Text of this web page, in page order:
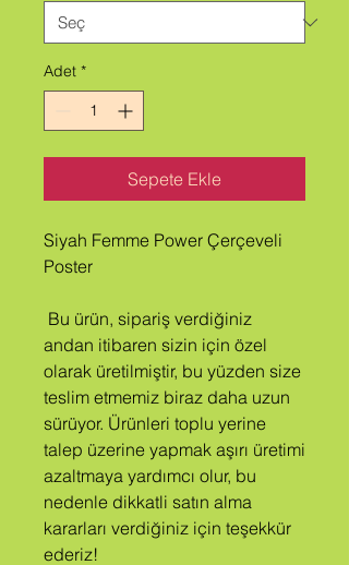
Adet *
Sepete Ekle
Siyah Femme Power Çerçeveli
Poster
andan itibaren sizin için özel
olarak üretilmiştir, bu yüzden size
teslim etmemiz biraz daha uzun
sürüyor. Ürünleri toplu yerine
talep üzerine yapmak aşırı üretimi
azaltmaya yardımcı olur, bu
nedenle dikkatli satın alma
kararları verdiğiniz için teşekkür
ederiz!